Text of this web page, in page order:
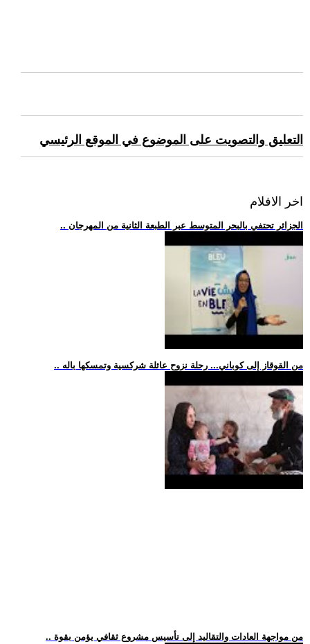
التعليق والتصويت على الموضوع في الموقع الرئيسي
اخر الافلام
.. الجزائر تحتفي بالبحر المتوسط عبر الطبعة الثانية من المهرجان
.. من القوقاز إلى كوباني... رحلة نزوح عائلة شركسية وتمسكها باله
.. من مواجهة العادات والتقاليد إلى تأسيس مشروع ثقافي يؤمن بقوة